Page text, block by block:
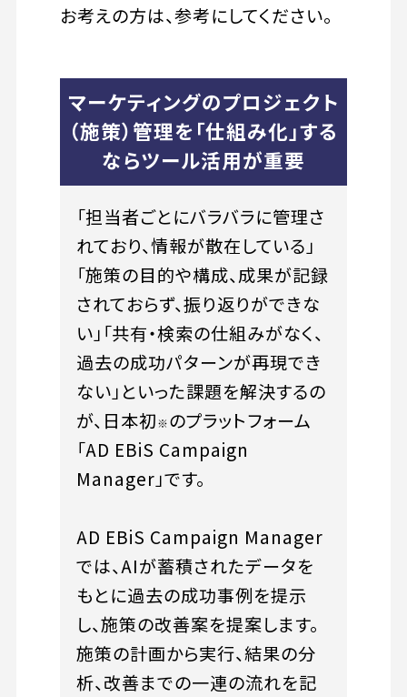
お考えの方は、参考にしてください。
マーケティングのプロジェクト
（施策）管理を「仕組み化」する
ならツール活用が重要
「担当者ごとにバラバラに管理さ
れており、情報が散在している」
「施策の目的や構成、成果が記録
されておらず、振り返りができな
い」「共有・検索の仕組みがなく、
過去の成功パターンが再現でき
ない」といった課題を解決するの
が、日本初※のプラットフォーム
「AD EBiS Campaign
Manager」です。
AD EBiS Campaign Manager
では、AIが蓄積されたデータを
もとに過去の成功事例を提示
し、施策の改善案を提案します。
施策の計画から実行、結果の分
析、改善までの一連の流れを記